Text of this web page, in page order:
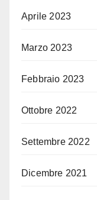
Aprile 2023
Marzo 2023
Febbraio 2023
Ottobre 2022
Settembre 2022
Dicembre 2021